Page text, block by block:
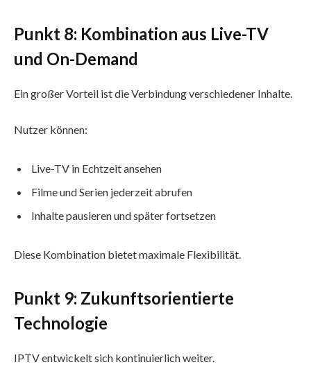
Punkt 8: Kombination aus Live-TV
und On-Demand
Ein großer Vorteil ist die Verbindung verschiedener Inhalte.
Nutzer können:
Live-TV in Echtzeit ansehen
Filme und Serien jederzeit abrufen
Inhalte pausieren und später fortsetzen
Diese Kombination bietet maximale Flexibilität.
Punkt 9: Zukunftsorientierte
Technologie
IPTV entwickelt sich kontinuierlich weiter.